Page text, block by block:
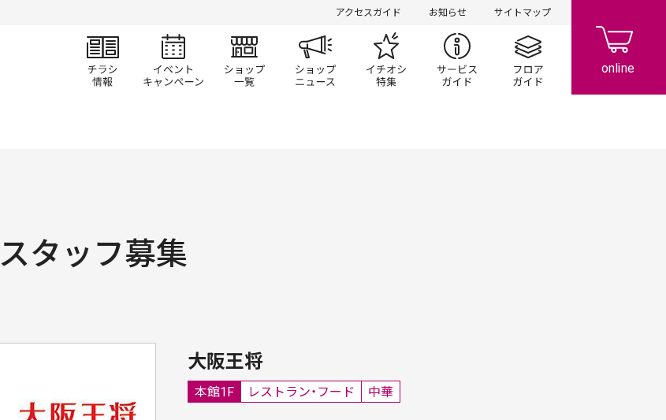
アクセスガイド お知らせ サイトマップ
チラシ情報 イベント/キャンペーン
ショップ一覧 ショップニュースイチオシ特集 サービスガイドフロアガイド
スタッフ募集
大阪王将
本館1F レストラン・フード 中華